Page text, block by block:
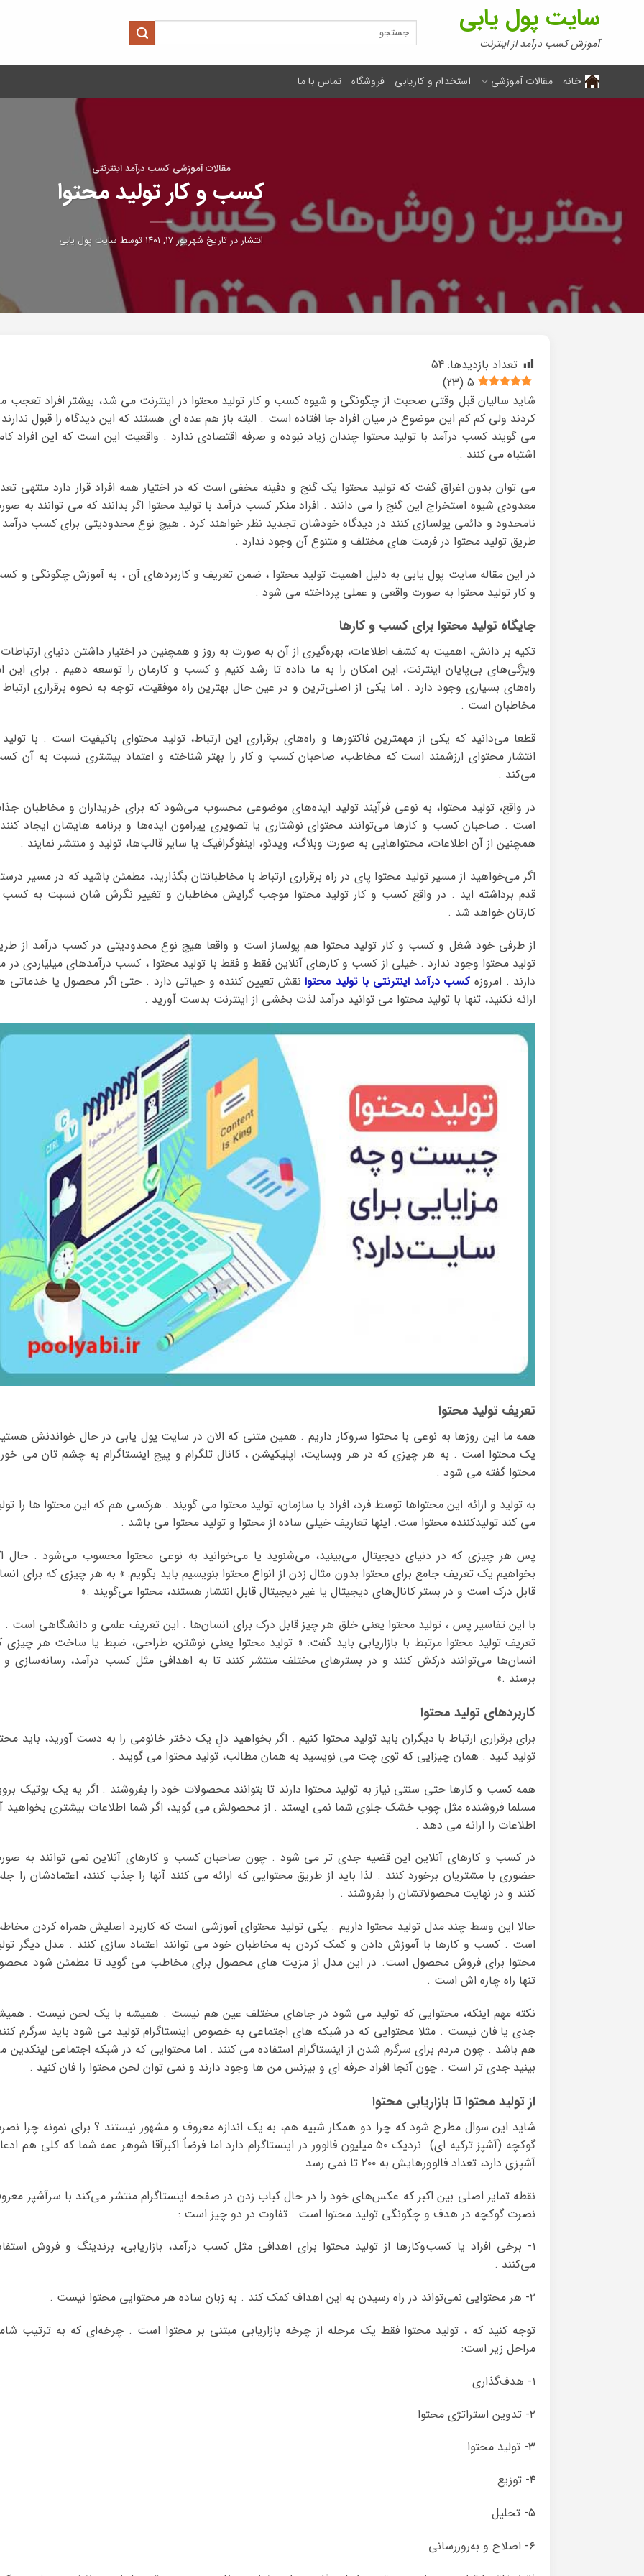
سایت پول یابی
آموزش کسب درآمد از اینترنت
جستجو
برای:
خانه مقالات آموزشی استخدام و کاریابی فروشگاه تماس با ما
مقالات آموزشی کسب درآمد اینترنتی
کسب و کار تولید محتوا
انتشار در تاریخ شهریور ۱۷, ۱۴۰۱ توسط سایت پول یابی
تعداد بازدیدها: 54
5
(
23
)
شاید سالیان قبل وقتی صحبت از چگونگی و شیوه کسب و کار تولید محتوا در اینترنت می شد، بیشتر افراد تعجب
کردند ولی کم کم این موضوع در میان افراد جا افتاده است . البته باز هم عده ای هستند که این دیدگاه را قبول
می گویند کسب درآمد با تولید محتوا چندان زیاد نبوده و صرفه اقتصادی ندارد . واقعیت این است که این افراد
اشتباه می کنند .
می توان بدون اغراق گفت که تولید محتوا یک گنج و دفینه مخفی است که در اختیار همه افراد قرار دارد منتهی
معدودی شیوه استخراج این گنج را می دانند . افراد منکر کسب درآمد با تولید محتوا اگر بدانند که می توانند به
نامحدود و دائمی پولسازی کنند در دیدگاه خودشان تجدید نظر خواهند کرد . هیچ نوع محدودیتی برای کسب درآمد
طریق تولید محتوا در فرمت های مختلف و متنوع آن وجود ندارد .
در این مقاله سایت پول یابی به دلیل اهمیت تولید محتوا ، ضمن تعریف و کاربردهای آن ، به آموزش چگونگی و
و کار تولید محتوا به صورت واقعی و عملی پرداخته می شود .
جایگاه تولید محتوا برای کسب و کارها
تکیه بر دانش، اهمیت به کشف اطلاعات، بهره‌گیری از آن به صورت به روز و همچنین در اختیار داشتن دنیای
ویژگی‌های بی‌پایان اینترنت، این امکان را به ما داده تا رشد کنیم و کسب و کارمان را توسعه دهیم . برای این
راه‌های بسیاری وجود دارد . اما یکی از اصلی‌ترین و در عین حال بهترین راه موفقیت، توجه به نحوه برقراری ارتباط
مخاطبان است .
قطعا می‌دانید که یکی از مهمترین فاکتورها و راه‌های برقراری این ارتباط، تولید محتوای باکیفیت است . با
انتشار محتوای ارزشمند است که مخاطب، صاحبان کسب و کار را بهتر شناخته و اعتماد بیشتری نسبت به آن
می‌کند .
در واقع، تولید محتوا، به نوعی فرآیند تولید ایده‌های موضوعی محسوب می‌شود که برای خریداران و مخاطبان
است . صاحبان کسب و کارها می‌توانند محتوای نوشتاری یا تصویری پیرامون ایده‌ها و برنامه هایشان ایجاد
همچنین از آن اطلاعات، محتواهایی به صورت وبلاگ، ویدئو، اینفوگرافیک یا سایر قالب‌ها، تولید و منتشر نمایند .
اگر می‌خواهید از مسیر تولید محتوا پای در راه برقراری ارتباط با مخاطبانتان بگذارید، مطمئن باشید که در مسیر
قدم برداشته اید . در واقع کسب و کار تولید محتوا موجب گرایش مخاطبان و تغییر نگرش شان نسبت به
کارتان خواهد شد .
از طرفی خود شغل و کسب و کار تولید محتوا هم پولساز است و واقعا هیچ نوع محدودیتی در کسب درآمد از
تولید محتوا وجود ندارد . خیلی از کسب و کارهای آنلاین فقط و فقط با تولید محتوا ، کسب درآمدهای میلیاردی در
دارند . امروزه کسب درآمد اینترنتی با تولید محتوانقش تعیین کننده و حیاتی دارد . حتی اگر محصول یا خدماتی
ارائه نکنید، تنها با تولید محتوا می توانید درآمد لذت بخشی از اینترنت بدست آورید .
تعریف تولید محتوا
همه ما این روزها به نوعی با محتوا سروکار داریم . همین متنی که الان در سایت پول یابی در حال خواندنش
یک محتوا است . به هر چیزی که در هر وبسایت، اپلیکیشن ، کانال تلگرام و پیج اینستاگرام به چشم تان می
محتوا گفته می شود .
به تولید و ارائه این محتواها توسط فرد، افراد یا سازمان، تولید محتوا می گویند . هرکسی هم که این محتوا ها را
می کند تولیدکننده محتوا ست. اینها تعاریف خیلی ساده از محتوا و تولید محتوا می باشد .
پس هر چیزی که در دنیای دیجیتال می‌بینید، می‌شنوید یا می‌خوانید به نوعی محتوا محسوب می‌شود . حال
بخواهیم یک تعریف جامع برای محتوا بدون مثال زدن از انواع محتوا بنویسیم باید بگویم: » به هر چیزی که برای
قابل درک است و در بستر کانال‌های دیجیتال یا غیر دیجیتال قابل انتشار هستند، محتوا می‌گویند .«
با این تفاسیر پس ، تولید محتوا یعنی خلق هر چیز قابل درک برای انسان‌ها . این تعریف علمی و دانشگاهی است .
تعریف تولید محتوا مرتبط با بازاریابی باید گفت: « تولید محتوا یعنی نوشتن، طراحی، ضبط یا ساخت هر چیزی
انسان‌ها می‌توانند درکش کنند و در بسترهای مختلف منتشر کنند تا به اهدافی مثل کسب درآمد، رسانه‌سازی
برسند .»
کاربردهای تولید محتوا
برای برقراری ارتباط با دیگران باید تولید محتوا کنیم . اگر بخواهید دلِ یک دختر خانومی را به دست آورید، باید
تولید کنید . همان چیزایی که توی چت می نویسید به همان مطالب، تولید محتوا می گویند .
همه کسب و کارها حتی سنتی نیاز به تولید محتوا دارند تا بتوانند محصولات خود را بفروشند . اگر یه یک بوتیک
مسلما فروشنده مثل چوب خشک جلوی شما نمی ایستد . از محصولش می گوید، اگر شما اطلاعات بیشتری بخواهید
اطلاعات را ارائه می دهد .
در کسب و کارهای آنلاین این قضیه جدی تر می شود . چون صاحبان کسب و کارهای آنلاین نمی توانند به
حضوری با مشتریان برخورد کنند . لذا باید از طریق محتوایی که ارائه می کنند آنها را جذب کنند، اعتمادشان را
کنند و در نهایت محصولاتشان را بفروشند .
حالا این وسط چند مدل تولید محتوا داریم . یکی تولید محتوای آموزشی است که کاربرد اصلیش همراه کردن
است . کسب و کارها با آموزش دادن و کمک کردن به مخاطبان خود می توانند اعتماد سازی کنند . مدل دیگر
محتوا برای فروش محصول است. در این مدل از مزیت های محصول برای مخاطب می گوید تا مطمئن شود
تنها راه چاره اش است .
نکته مهم اینکه، محتوایی که تولید می شود در جاهای مختلف عین هم نیست . همیشه با یک لحن نیست .
جدی یا فان نیست . مثلا محتوایی که در شبکه های اجتماعی به خصوص اینستاگرام تولید می شود باید سرگرم
هم باشد . چون مردم برای سرگرم شدن از اینستاگرام استفاده می کنند . اما محتوایی که در شبکه اجتماعی لینکدین
بینید جدی تر است . چون آنجا افراد حرفه ای و بیزنس من ها وجود دارند و نمی توان لحن محتوا را فان کنید .
از تولید محتوا تا بازاریابی محتوا
شاید این سوال مطرح شود که چرا دو همکار شبیه هم، به یک اندازه معروف و مشهور نیستند ؟ برای نمونه چرا
گوکچه (آشپز ترکیه ای) نزدیک ۵۰ میلیون فالوور در اینستاگرام دارد اما فرضاً اکبرآقا شوهر عمه شما که کلی هم
آشپزی دارد، تعداد فالوورهایش به ۲۰۰ تا نمی رسد .
نقطه تمایز اصلی بین اکبر که عکس‌های خود را در حال کباب زدن در صفحه اینستاگرام منتشر می‌کند با سرآشپز
نصرت گوکچه در هدف و چگونگی تولید محتوا است . تفاوت در دو چیز است :
۱- برخی افراد یا کسب‌وکارها از تولید محتوا برای اهدافی مثل کسب درآمد، بازاریابی، برندینگ و فروش
می‌کنند .
۲- هر محتوایی نمی‌تواند در راه رسیدن به این اهداف کمک کند . به زبان ساده هر محتوایی محتوا نیست .
توجه کنید که ، تولید محتوا فقط یک مرحله از چرخه بازاریابی مبتنی بر محتوا است . چرخه‌ای که به ترتیب
مراحل زیر است:
۱- هدف‌گذاری
۲- تدوین استراتژی محتوا
۳- تولید محتوا
۴- توزیع
۵- تحلیل
۶- اصلاح و به‌روزرسانی